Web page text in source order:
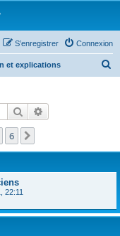
Connexion
S’enregistrer
et explications
r
Rechercher
6
22:11